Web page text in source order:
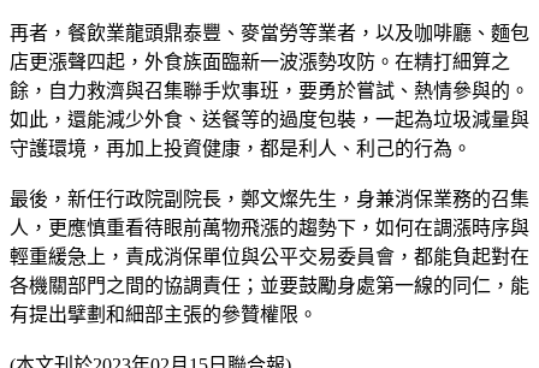
再者，餐飲業龍頭鼎泰豐、麥當勞等業者，以及咖啡廳、麵包
店更漲聲四起，外食族面臨新一波漲勢攻防。在精打細算之
餘，自力救濟與召集聯手炊事班，要勇於嘗試、熱情參與的。
如此，還能減少外食、送餐等的過度包裝，一起為垃圾減量與
守護環境，再加上投資健康，都是利人、利己的行為。
最後，新任行政院副院長，鄭文燦先生，身兼消保業務的召集
人，更應慎重看待眼前萬物飛漲的趨勢下，如何在調漲時序與
輕重緩急上，責成消保單位與公平交易委員會，都能負起對在
各機關部門之間的協調責任；並要鼓勵身處第一線的同仁，能
有提出擘劃和細部主張的參贊權限。